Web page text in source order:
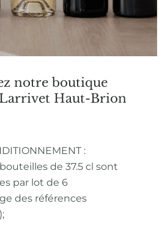
notre boutique
Haut-Brion
:
de 37.5 cl sont
par lot de 6
des références